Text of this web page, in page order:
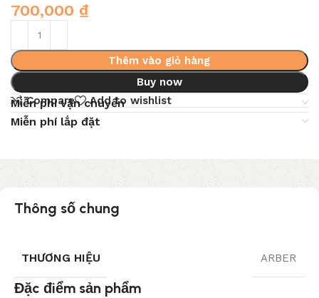
700,000 ₫
Thêm vào giỏ hàng
Buy now
Compare
Add to wishlist
Miễn phí vận chuyển
Miễn phí lắp đặt
Thông số chung
THƯƠNG HIỆU ARBER
Đặc điểm sản phẩm